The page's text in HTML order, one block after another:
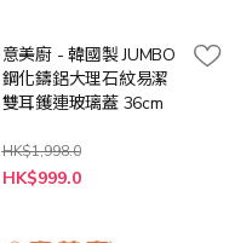
意美廚 - 韓國製 JUMBO
鋼化鑄鋁大理石紋易潔
雙耳鑊連玻璃蓋 36cm
HK$1,998.0
特
殊
HK$999.0